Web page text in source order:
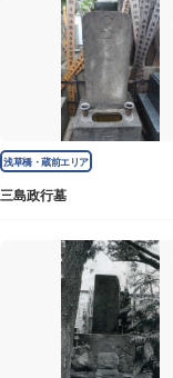
浅草橋・蔵前エリア
三島政行墓